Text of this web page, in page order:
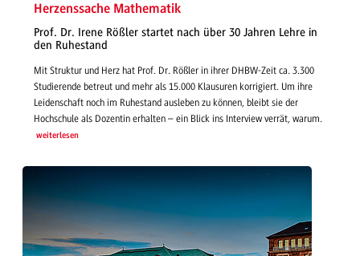
Herzenssache Mathematik
Prof. Dr. Irene Rößler startet nach über 30 Jahren Lehre in
den Ruhestand
Mit Struktur und Herz hat Prof. Dr. Rößler in ihrer DHBW-Zeit ca. 3.300
Studierende betreut und mehr als 15.000 Klausuren korrigiert. Um ihre
Leidenschaft noch im Ruhestand ausleben zu können, bleibt sie der
Hochschule als Dozentin erhalten – ein Blick ins Interview verrät, warum.
weiterlesen